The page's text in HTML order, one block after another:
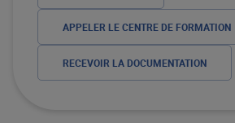
APPELER LE CENTRE DE FORMATION
RECEVOIR LA DOCUMENTATION